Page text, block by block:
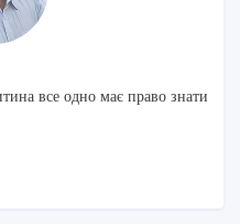
все одно має право знати